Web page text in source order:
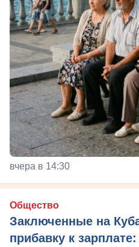
вчера в 14:30
Общество
Заключенные на
прибавку к